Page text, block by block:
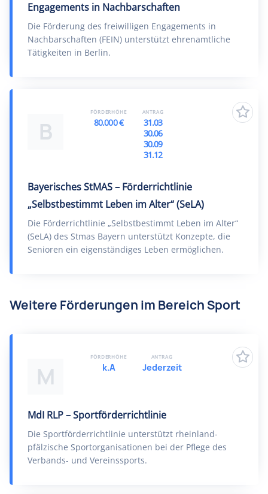
Engagements in Nachbarschaften
Die Förderung des freiwilligen Engagements in
Nachbarschaften (FEIN) unterstützt ehrenamtliche
Tätigkeiten in Berlin.
B
Bayerisches StMAS – Förderrichtlinie
„Selbstbestimmt Leben im Alter“ (SeLA)
Die Förderrichtlinie „Selbstbestimmt Leben im Alter“
(SeLA) des Stmas Bayern unterstützt Konzepte, die
Senioren ein eigenständiges Leben ermöglichen.
FÖRDERHÖHE
80.000 €
ANTRAG
31.03
30.06
30.09
31.12
Weitere Förderungen im Bereich Sport
M
MdI RLP – Sportförderrichtlinie
Die Sportförderrichtlinie unterstützt rheinland-
pfälzische Sportorganisationen bei der Pflege des
Verbands- und Vereinssports.
FÖRDERHÖHE
k.A
ANTRAG
Jederzeit